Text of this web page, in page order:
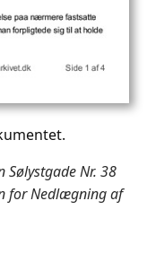
Sølystgade Nr. 38
for Nedlægning af